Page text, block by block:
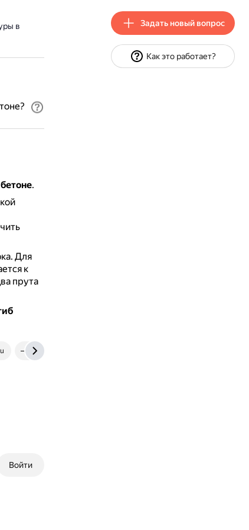
в
.
Для
к
прута
forum.dwg.ru
Войти
Задать новый вопрос
Как это работает?